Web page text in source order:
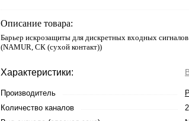
Описание товара:
Барьер искрозащиты для дискретных входных
(NAMUR, СК (сухой контакт))
Характеристики:
Производитель
Количество каналов
2